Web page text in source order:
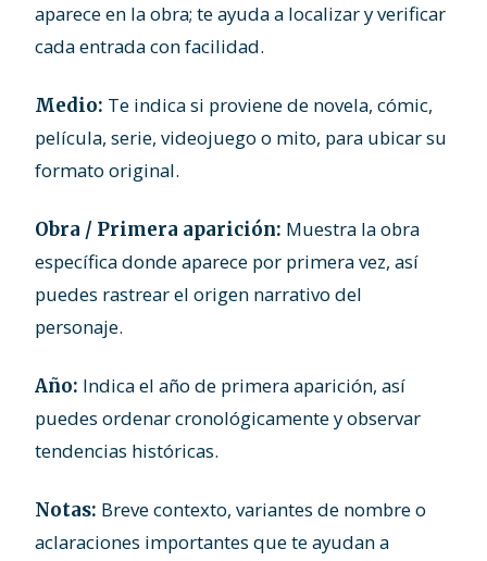
aparece en la obra; te ayuda a localizar y verificar
cada entrada con facilidad.
Medio: Te indica si proviene de novela, cómic,
película, serie, videojuego o mito, para ubicar su
formato original.
Obra / Primera aparición: Muestra la obra
específica donde aparece por primera vez, así
puedes rastrear el origen narrativo del
personaje.
Año: Indica el año de primera aparición, así
puedes ordenar cronológicamente y observar
tendencias históricas.
Notas: Breve contexto, variantes de nombre o
aclaraciones importantes que te ayudan a